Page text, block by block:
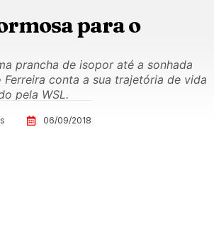
para o
prancha de isopor até a sonhada
Ferreira conta a sua trajetória de vida
pela WSL.
06/09/2018